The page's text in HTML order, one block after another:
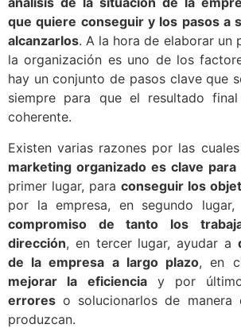
que quiere conseguir y los pasos a
alcanzarlos. A la hora de elaborar un
la organización es uno de los
hay un conjunto de pasos clave que
siempre para que el resultado
coherente.
Existen varias razones por las
marketing organizado es clave
primer lugar, para conseguir los
por la empresa, en segundo lugar,
compromiso de tanto los
dirección, en tercer lugar, ayudar a
de la empresa a largo plazo, en
mejorar la eficienciay por
errores o solucionarlos de manera
produzcan.